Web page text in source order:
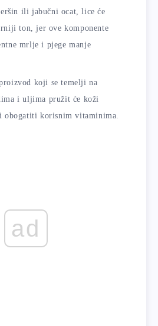
ili jabučni ocat, lice će
ton, jer ove komponente
mrlje i pjege manje
koji se temelji na
i uljima pružit će koži
obogatiti korisnim vitaminima.
ad